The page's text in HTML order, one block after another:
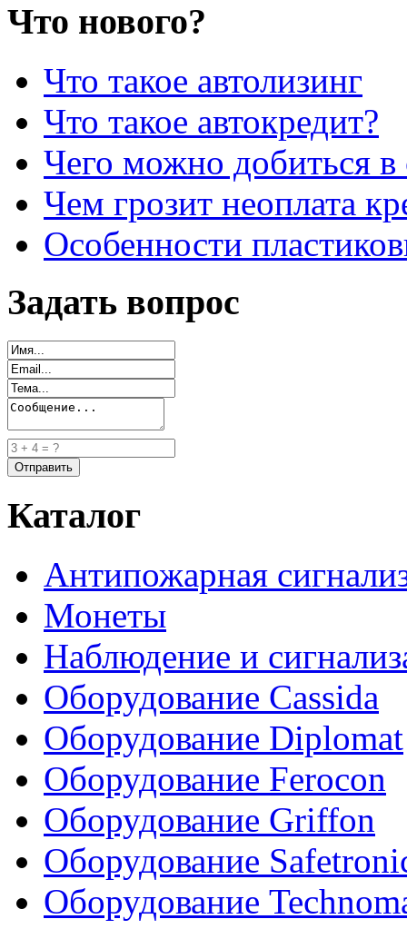
Что нового?
Что такое автолизинг
Что такое автокредит?
Чего можно добиться в
Чем грозит неоплата
Особенности
Задать вопрос
Каталог
Антипожарная
Монеты
Наблюдение и
Оборудование Cassida
Оборудование Diplomat
Оборудование Ferocon
Оборудование Griffon
Оборудование
Оборудование